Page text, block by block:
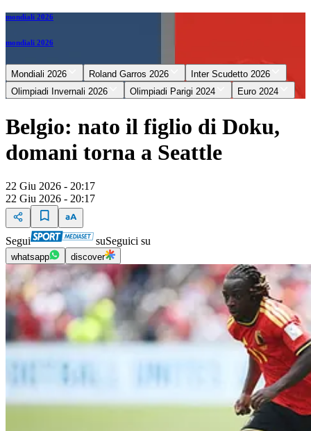
mondiali 2026
mondiali 2026
Mondiali 2026 Roland Garros 2026
Inter Scudetto 2026
Olimpiadi Invernali 2026
Olimpiadi Parigi 2024 Euro 2024
Belgio: nato il figlio di Doku,
domani torna a Seattle
22 Giu 2026 - 20:17
22 Giu 2026 - 20:17
Segui suSeguici su
whatsapp discover